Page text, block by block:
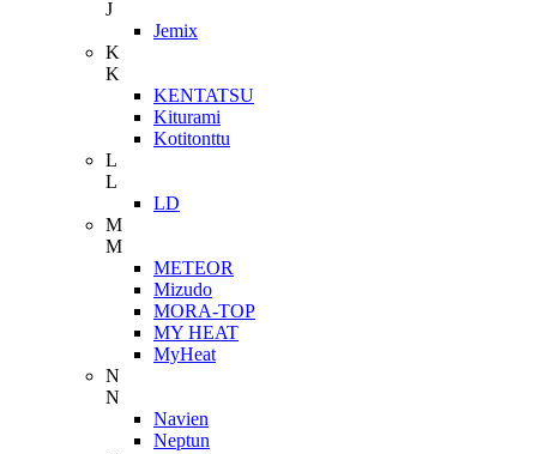
J
Jemix
K
K
KENTATSU
Kiturami
Kotitonttu
L
L
LD
M
M
METEOR
Mizudo
MORA-TOP
MY HEAT
MyHeat
N
N
Navien
Neptun